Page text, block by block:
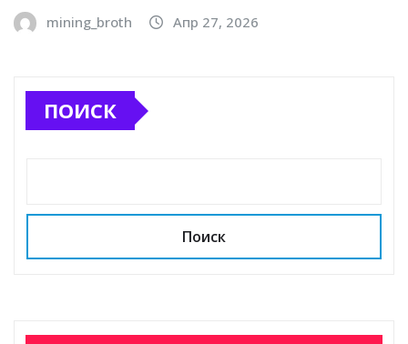
mining_broth Апр 27, 2026
ПОИСК
Поиск